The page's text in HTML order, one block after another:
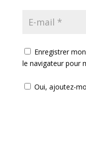
Enregistrer
le navigateur pour
Oui, ajoutez-